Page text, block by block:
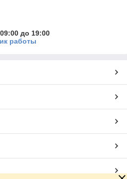
до 19:00
работы